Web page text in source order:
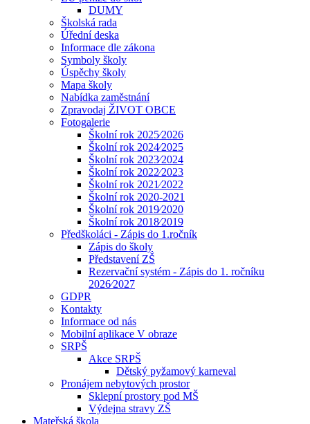
DUMY
Školská rada
Úřední deska
Informace dle zákona
Symboly školy
Úspěchy školy
Mapa školy
Nabídka zaměstnání
Zpravodaj ŽIVOT OBCE
Fotogalerie
Školní rok 2025⁄2026
Školní rok 2024⁄2025
Školní rok 2023⁄2024
Školní rok 2022⁄2023
Školní rok 2021⁄2022
Školní rok 2020-2021
Školní rok 2019⁄2020
Školní rok 2018⁄2019
Předškoláci - Zápis do 1.ročník
Zápis do školy
Představení ZŠ
Rezervační systém - Zápis do 1. ročníku
2026⁄2027
GDPR
Kontakty
Informace od nás
Mobilní aplikace V obraze
SRPŠ
Akce SRPŠ
Dětský pyžamový karneval
Pronájem nebytových prostor
Sklepní prostory pod MŠ
Výdejna stravy ZŠ
Mateřská škola